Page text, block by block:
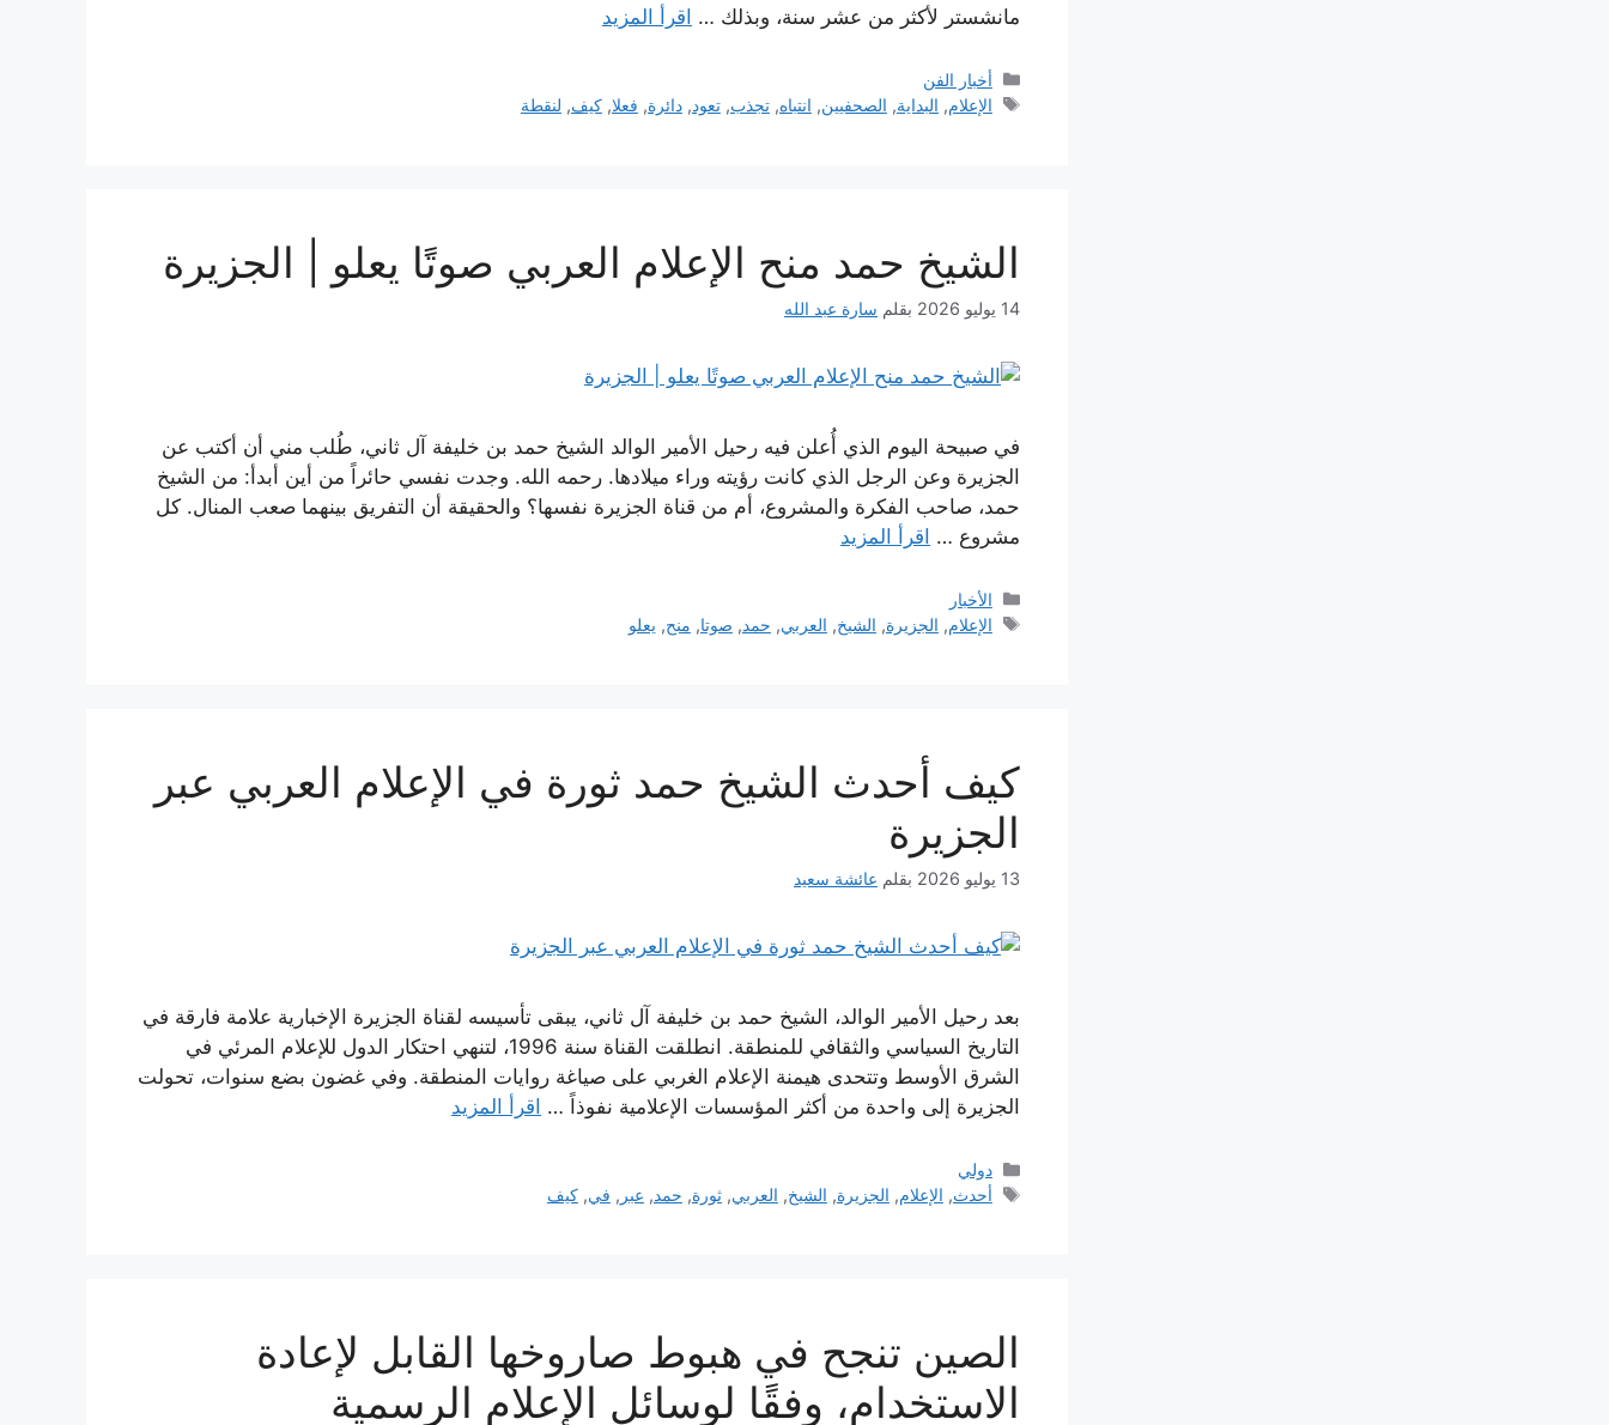
مانشستر لأكثر من عشر سنة، وبذلك … اقرأ المزيد
التصنيفات
أخبار الفن
الوسوم
الإعلام, البداية, الصحفيين, انتباه,تجذب,تعود,دائرة, فعلا,كيف, لنقطة
الشيخ حمد منح الإعلام العربي صوتًا يعلو | الجزيرة
14 يوليو 2026 بقلم سارة عبد الله
في صبيحة اليوم الذي أُعلن فيه رحيل الأمير الوالد الشيخ حمد بن خليفة آل ثاني، طُلب مني أن أكتب عن
الجزيرة وعن الرجل الذي كانت رؤيته وراء ميلادها. رحمه الله. وجدت نفسي حائراً من أين أبدأ: من الشيخ
حمد، صاحب الفكرة والمشروع، أم من قناة الجزيرة نفسها؟ والحقيقة أن التفريق بينهما صعب المنال. كل
مشروع … اقرأ المزيد
التصنيفات
الأخبار
الوسوم
الإعلام, الجزيرة, الشيخ, العربي, حمد, صوتا, منح, يعلو
كيف أحدث الشيخ حمد ثورة في الإعلام العربي عبر
الجزيرة
13 يوليو 2026 بقلم عائشة سعيد
بعد رحيل الأمير الوالد، الشيخ حمد بن خليفة آل ثاني، يبقى تأسيسه لقناة الجزيرة الإخبارية علامة فارقة في
التاريخ السياسي والثقافي للمنطقة. انطلقت القناة سنة 1996، لتنهي احتكار الدول للإعلام المرئي في
الشرق الأوسط وتتحدى هيمنة الإعلام الغربي على صياغة روايات المنطقة. وفي غضون بضع سنوات، تحولت
الجزيرة إلى واحدة من أكثر المؤسسات الإعلامية نفوذاً … اقرأ المزيد
التصنيفات
دولي
الوسوم
أحدث, الإعلام, الجزيرة, الشيخ, العربي,ثورة, حمد, عبر , في,كيف
الصين تنجح في هبوط صاروخها القابل لإعادة
الاستخدام، وفقًا لوسائل الإعلام الرسمية